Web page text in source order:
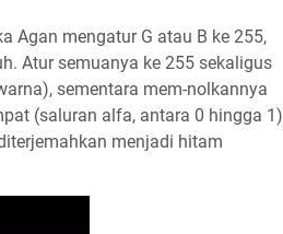
Agan mengatur G atau B ke 255,
Atur semuanya ke 255 sekaligus
sementara mem-nolkannya
(saluran alfa, antara 0 hingga 1)
menjadi hitam